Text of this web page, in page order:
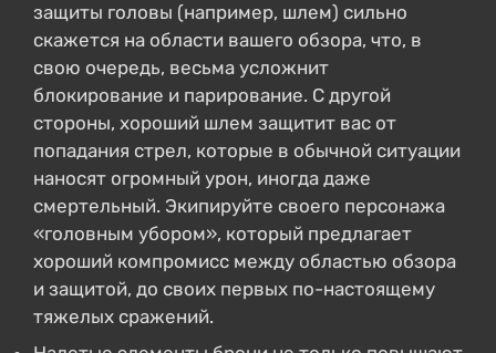
защиты головы (например, шлем) сильно
скажется на области вашего обзора, что, в
свою очередь, весьма усложнит
блокирование и парирование. С другой
стороны, хороший шлем защитит вас от
попадания стрел, которые в обычной ситуации
наносят огромный урон, иногда даже
смертельный. Экипируйте своего персонажа
«головным убором», который предлагает
хороший компромисс между областью обзора
и защитой, до своих первых по-настоящему
тяжелых сражений.